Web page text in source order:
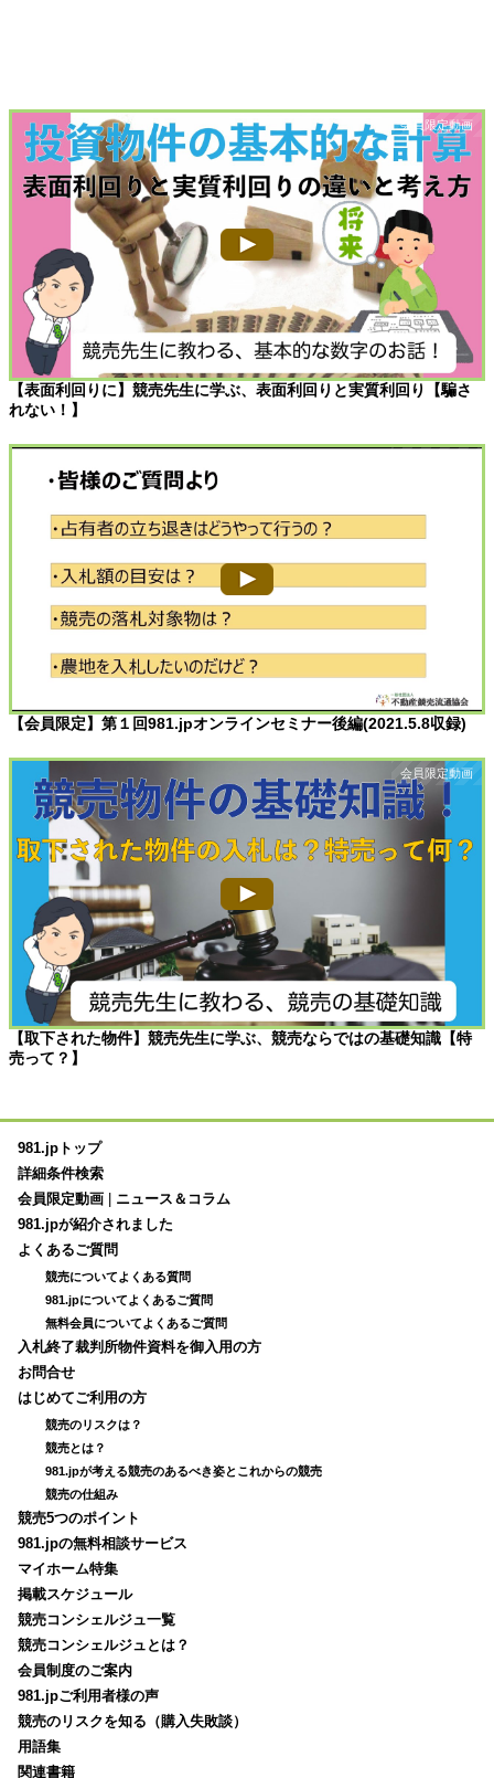
【表面利回りに】競売先生に学ぶ、表面利回りと実質利回り【騙さ
れない！】
【会員限定】第１回981.jpオンラインセミナー後編(2021.5.8収録)
【取下された物件】競売先生に学ぶ、競売ならではの基礎知識【特
売って？】
981.jpトップ
詳細条件検索
会員限定動画
ニュース＆コラム
981.jpが紹介されました
よくあるご質問
競売についてよくある質問
981.jpについてよくあるご質問
無料会員についてよくあるご質問
入札終了裁判所物件資料を御入用の方
お問合せ
はじめてご利用の方
競売のリスクは？
競売とは？
981.jpが考える競売のあるべき姿とこれからの競売
競売の仕組み
競売5つのポイント
981.jpの無料相談サービス
マイホーム特集
掲載スケジュール
競売コンシェルジュ一覧
競売コンシェルジュとは？
会員制度のご案内
981.jpご利用者様の声
競売のリスクを知る（購入失敗談）
用語集
関連書籍